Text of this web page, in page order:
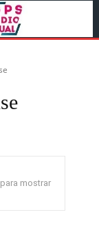
mostrar